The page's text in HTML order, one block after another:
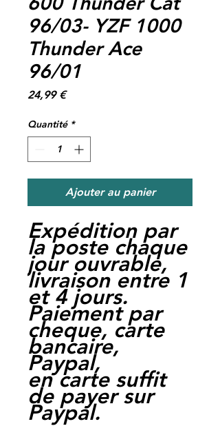
96/03- YZF 1000
Thunder Ace
96/01
24,99 €Prix
Quantité *
Ajouter au panier
Expédition par
la poste chaque
jour ouvrable,
livraison entre 1
et 4 jours.
Paiement par
cheque, carte
bancaire,
Paypal,
en carte suffit
de payer sur
Paypal.